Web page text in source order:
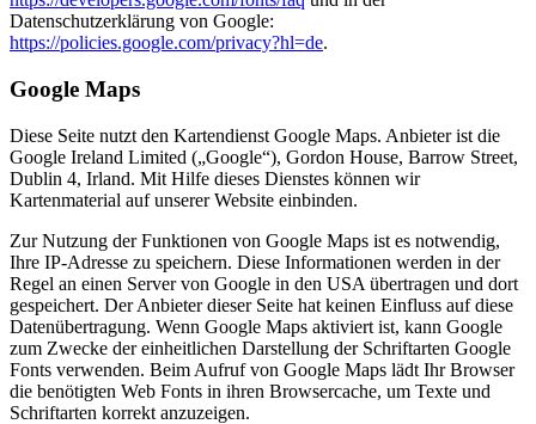
Datenschutzerklärung von Google:
https://policies.google.com/privacy?hl=de.
Google Maps
Diese Seite nutzt den Kartendienst Google Maps. Anbieter ist die
Google Ireland Limited („Google“), Gordon House, Barrow Street,
Dublin 4, Irland. Mit Hilfe dieses Dienstes können wir
Kartenmaterial auf unserer Website einbinden.
Zur Nutzung der Funktionen von Google Maps ist es notwendig,
Ihre IP-Adresse zu speichern. Diese Informationen werden in der
Regel an einen Server von Google in den USA übertragen und dort
gespeichert. Der Anbieter dieser Seite hat keinen Einfluss auf diese
Datenübertragung. Wenn Google Maps aktiviert ist, kann Google
zum Zwecke der einheitlichen Darstellung der Schriftarten Google
Fonts verwenden. Beim Aufruf von Google Maps lädt Ihr Browser
die benötigten Web Fonts in ihren Browsercache, um Texte und
Schriftarten korrekt anzuzeigen.